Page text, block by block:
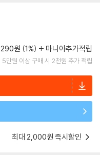
290원 (1%) 마니아추가적립
5만원 이상 구매 시 2천원 추가 적립
최대 2,000원 즉시할인